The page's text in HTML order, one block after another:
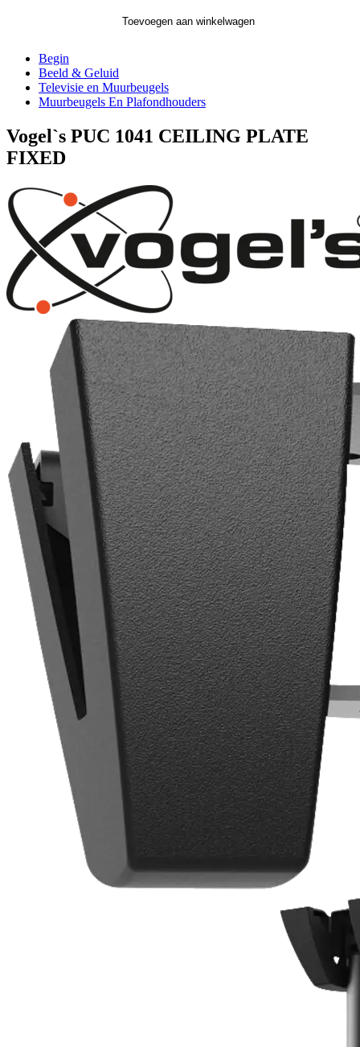
Toevoegen aan winkelwagen
Begin
Beeld & Geluid
Televisie en Muurbeugels
Muurbeugels En Plafondhouders
Vogel`s PUC 1041 CEILING PLATE
FIXED